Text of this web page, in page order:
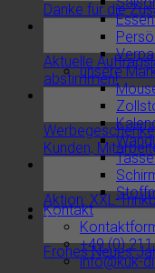
unsere
Kontakt
+49 (0)
info@kuk-
Danke für die
Aktuelle
abstimmen!
Kunden,
Aktion: XXL-
17
Dez.
Frohes Neues